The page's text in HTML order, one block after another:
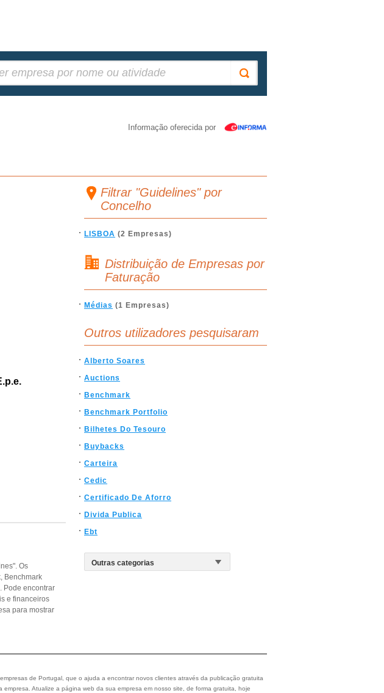
Informação oferecida por
Os
Benchmark
Pode encontrar
e financeiros
para mostrar
Filtrar "Guidelines" por
Concelho
LISBOA (2 Empresas)
Distribuição de Empresas por
Faturação
Médias (1 Empresas)
Outros utilizadores pesquisaram
Alberto Soares
Auctions
Benchmark
Benchmark Portfolio
Bilhetes Do Tesouro
Buybacks
Carteira
Cedic
Certificado De Aforro
Divida Publica
Ebt
de Portugal, que o ajuda a encontrar novos clientes através da publicação gratuita
Atualize a página web da sua empresa em nosso site, de forma gratuita, hoje